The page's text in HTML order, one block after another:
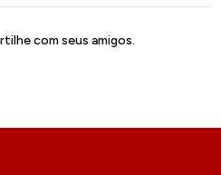
com seus amigos.